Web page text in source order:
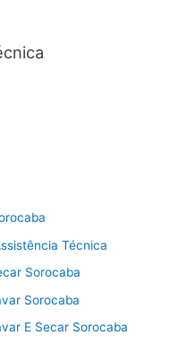
Técnica
Sorocaba
Sorocaba
E Secar Sorocaba